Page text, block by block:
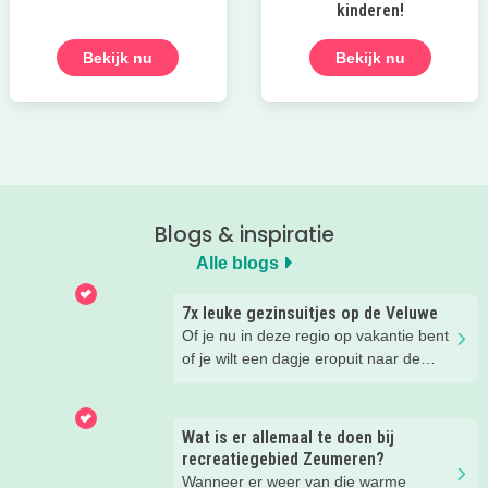
Bekijk nu
kinderen!
Bekijk nu
Blogs & inspiratie
Alle blogs
7x leuke gezinsuitjes op de Veluwe
Of je nu in deze regio op vakantie bent
of je wilt een dagje eropuit naar de
Wat is er allemaal te doen bij
recreatiegebied Zeumeren?
Wanneer er weer van die warme